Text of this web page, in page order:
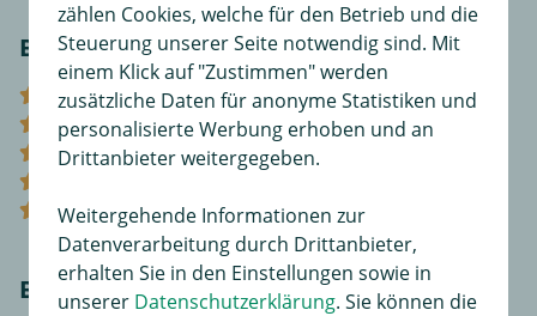
Bewertungen
(12)
(4)
(0)
Bewerten Sie diesen Artikel!
zählen Cookies, welche für den Betrieb und die
Steuerung unserer Seite notwendig sind. Mit
einem Klick auf "Zustimmen" werden
zusätzliche Daten für anonyme Statistiken und
personalisierte Werbung erhoben und an
Drittanbieter weitergegeben.
Weitergehende Informationen zur
Datenverarbeitung durch Drittanbieter,
erhalten Sie in den Einstellungen sowie in
unserer Datenschutzerklärung. Sie können die